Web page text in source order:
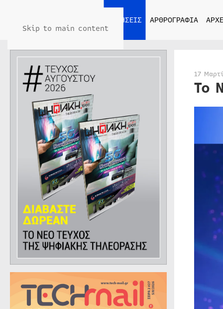
Skip to main content
ΕΙΔΗΣΕΙΣ ΑΡΘΡΟΓΡΑΦΙΑ
17
Το